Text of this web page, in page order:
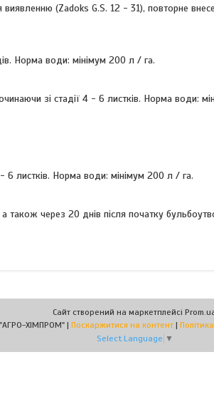
(Zadoks G.S. 12 - 31), повторне
Норма води: мінімум 200 л / га.
зі стадії 4 - 6 листків. Норма води:
6 листків. Норма води: мінімум 200 л / га.
також через 20 днів після початку
Сайт створений на маркетплейсі
ТОВ "АГРО-ХІМПРОМ" | Поскаржитися на контент |
Select Language ▼